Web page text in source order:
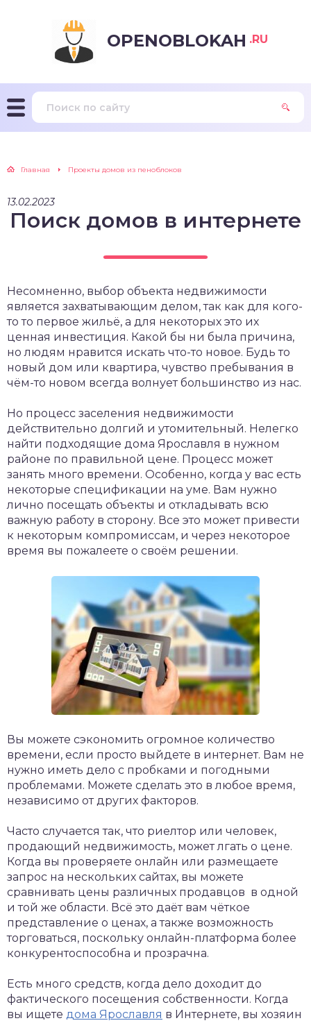
OPENOBLOKAH .RU
Главная Проекты домов из пеноблоков
13.02.2023
Поиск домов в интернете
Несомненно, выбор объекта недвижимости
является захватывающим делом, так как для кого-
то то первое жильё, а для некоторых это их
ценная инвестиция. Какой бы ни была причина,
но людям нравится искать что-то новое. Будь то
новый дом или квартира, чувство пребывания в
чём-то новом всегда волнует большинство из нас.
Но процесс заселения недвижимости
действительно долгий и утомительный. Нелегко
найти подходящие дома Ярославля в нужном
районе по правильной цене. Процесс может
занять много времени. Особенно, когда у вас есть
некоторые спецификации на уме. Вам нужно
лично посещать объекты и откладывать всю
важную работу в сторону. Все это может привести
к некоторым компромиссам, и через некоторое
время вы пожалеете о своём решении.
Вы можете сэкономить огромное количество
времени, если просто выйдете в интернет. Вам не
нужно иметь дело с пробками и погодными
проблемами. Можете сделать это в любое время,
независимо от других факторов.
Часто случается так, что риелтор или человек,
продающий недвижимость, может лгать о цене.
Когда вы проверяете онлайн или размещаете
запрос на нескольких сайтах, вы можете
сравнивать цены различных продавцов в одной
и той же области. Всё это даёт вам чёткое
представление о ценах, а также возможность
торговаться, поскольку онлайн-платформа более
конкурентоспособна и прозрачна.
Есть много средств, когда дело доходит до
фактического посещения собственности. Когда
вы ищете дома Ярославля в Интернете, вы хозяин